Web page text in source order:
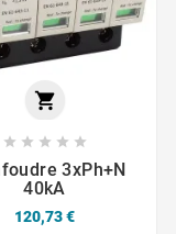

    
3xPh+N
40kA
120,73 €